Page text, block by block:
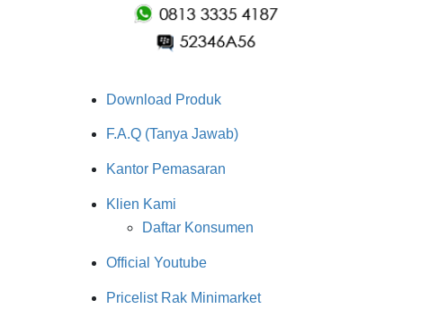
Download Produk
F.A.Q (Tanya Jawab)
Kantor Pemasaran
Klien Kami
Daftar Konsumen
Official Youtube
Pricelist Rak Minimarket